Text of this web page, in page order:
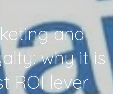
and
why it is
ROI lever